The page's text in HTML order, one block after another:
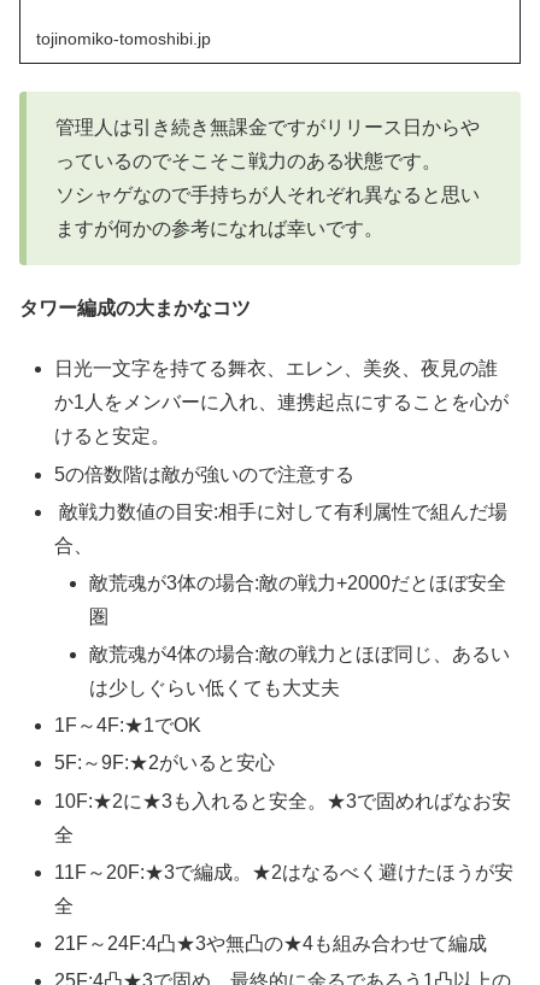
tojinomiko-tomoshibi.jp
管理人は引き続き無課金ですがリリース日からや
っているのでそこそこ戦力のある状態です。
ソシャゲなので手持ちが人それぞれ異なると思い
ますが何かの参考になれば幸いです。
タワー編成の大まかなコツ
日光一文字を持てる舞衣、エレン、美炎、夜見の誰
か1人をメンバーに入れ、連携起点にすることを心が
けると安定。
5の倍数階は敵が強いので注意する
敵戦力数値の目安:相手に対して有利属性で組んだ場
合、
敵荒魂が3体の場合:敵の戦力+2000だとほぼ安全
圏
敵荒魂が4体の場合:敵の戦力とほぼ同じ、あるい
は少しぐらい低くても大丈夫
1F～4F:★1でOK
5F:～9F:★2がいると安心
10F:★2に★3も入れると安全。★3で固めればなお安
全
11F～20F:★3で編成。★2はなるべく避けたほうが安
全
21F～24F:4凸★3や無凸の★4も組み合わせて編成